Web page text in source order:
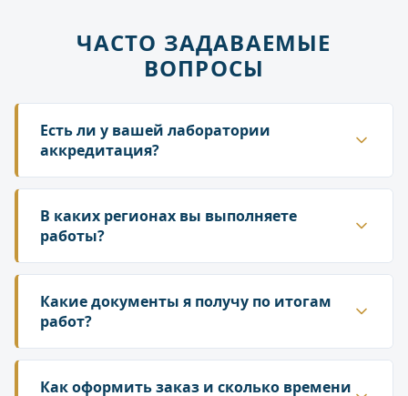
ЧАСТО ЗАДАВАЕМЫЕ
ВОПРОСЫ
Есть ли у вашей лаборатории
аккредитация?
Да. ГК «Лаборатория» аккредитована в
национальной системе Росаккредитации. Наши
протоколы и заключения принимаются
Росприроднадзором, государственной
инспекцией труда.
В каких регионах вы выполняете
работы?
Работаем по всей территории России. У нас
собственная сеть лабораторий и партнёрских
подразделений, что позволяет организовать
регионе. Сроки выезда зависят от удалённости
объекта — уточняйте у менеджера при
Какие документы я получу по итогам
работ?
По результатам исследований вы получаете
официальный протокол испытаний
Как оформить заказ и сколько времени